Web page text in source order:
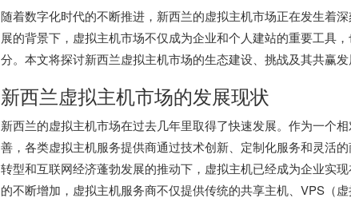
随着数字化时代的不断推进，新西兰的虚拟主机市场正在发生着
展的背景下，虚拟主机市场不仅成为企业和个人建站的重要工具
分。本文将探讨新西兰虚拟主机市场的生态建设、挑战及其共赢发
新西兰虚拟主机市场的发展现状
新西兰的虚拟主机市场在过去几年里取得了快速发展。作为一个
善，各类虚拟主机服务提供商通过技术创新、定制化服务和灵活
转型和互联网经济蓬勃发展的推动下，虚拟主机已经成为企业实
的不断增加，虚拟主机服务商不仅提供传统的共享主机、VPS（